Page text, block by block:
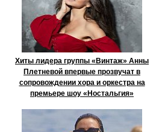
Хиты лидера группы «Винтаж» Анны
Плетневой впервые прозвучат в
сопровождении хора и оркестра на
премьере шоу «Ностальгия»